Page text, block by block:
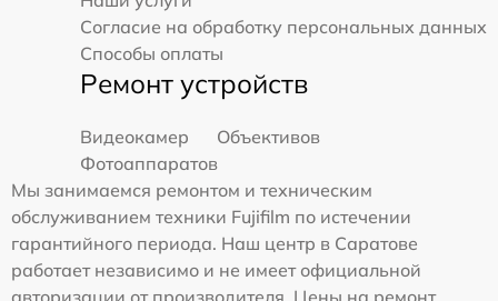
Согласие на обработку персональных данных
Способы оплаты
Ремонт устройств
Видеокамер
Объективов
Фотоаппаратов
Мы занимаемся ремонтом и техническим
обслуживанием техники Fujifilm по истечении
гарантийного периода. Наш центр в Саратове
работает независимо и не имеет официальной